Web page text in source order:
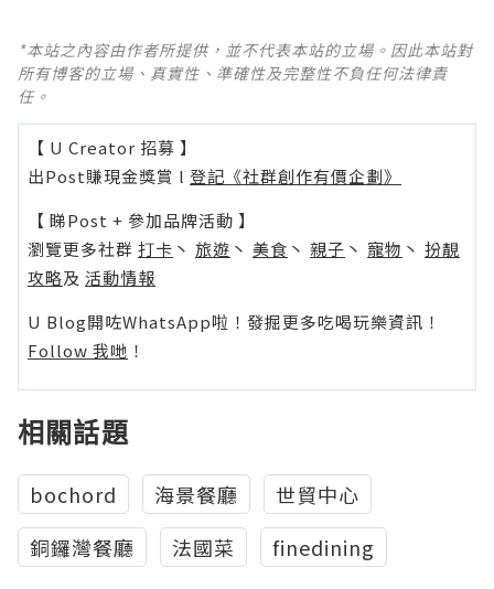
*本站之內容由作者所提供，並不代表本站的立場。因此本站對
所有博客的立場、真實性、準確性及完整性不負任何法律責
任。
【 U Creator 招募 】
出Post賺現金獎賞 l 登記《社群創作有價企劃》
【 睇Post + 參加品牌活動 】
瀏覽更多社群 打卡 丶 旅遊 丶 美食 丶 親子 丶 寵物 丶 扮靚
攻略及 活動情報
U Blog開咗WhatsApp啦！發掘更多吃喝玩樂資訊！
Follow 我哋 ！
相關話題
bochord 海景餐廳
世貿中心
銅鑼灣餐廳
法國菜 finedining